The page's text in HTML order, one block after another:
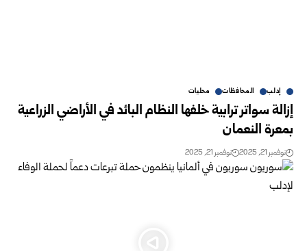
إدلب المحافظات محليات
إزالة سواتر ترابية خلفها النظام البائد في الأراضي الزراعية
بمعرة النعمان
نوفمبر 21, 2025 نوفمبر 21, 2025